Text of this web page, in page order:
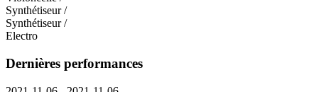
Synthétiseur/
Synthétiseur/
Electro
Dernières performances